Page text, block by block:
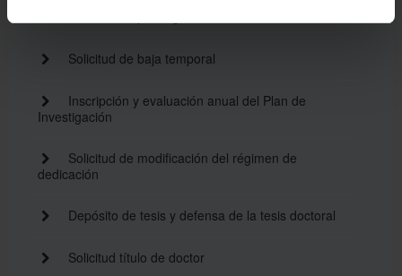
Solicitud de baja temporal
Inscripción y evaluación anual del Plan de
Investigación
Solicitud de modificación del régimen de
dedicación
Depósito de tesis y defensa de la tesis doctoral
Solicitud título de doctor